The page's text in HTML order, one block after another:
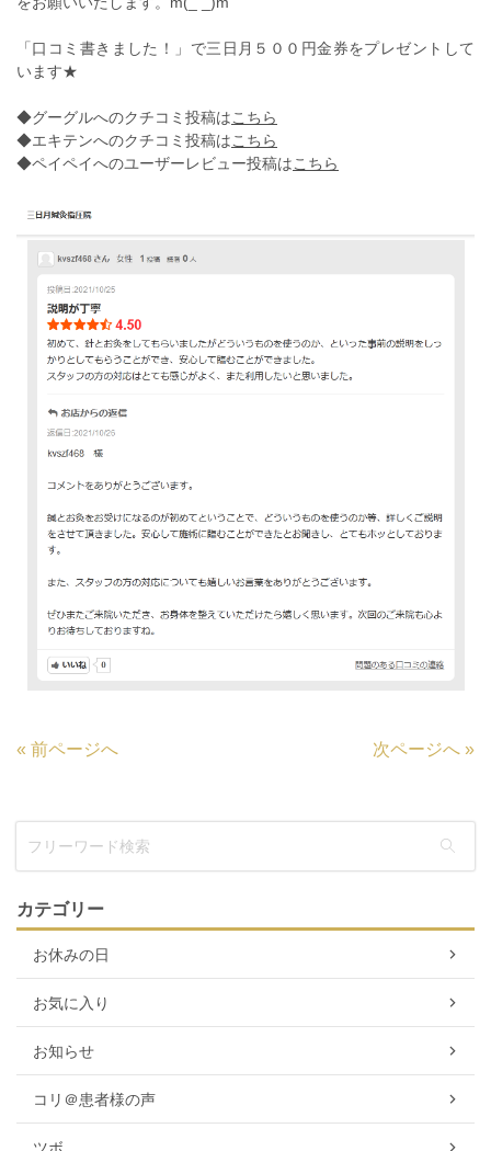
「口コミ書きました！」で三日月５００円金券をプレゼントして
います★
◆グーグルへのクチコミ投稿はこちら
◆エキテンへのクチコミ投稿はこちら
◆ペイペイへのユーザーレビュー投稿はこちら
« 前ページへ 次ページへ »
カテゴリー
お休みの日
お気に入り
お知らせ
コリ＠患者様の声
ツボ